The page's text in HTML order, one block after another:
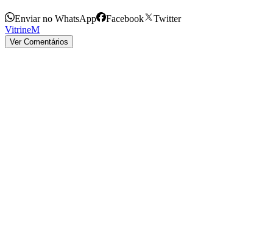
Enviar no WhatsApp Facebook
Twitter
VitrineM
Ver Comentários